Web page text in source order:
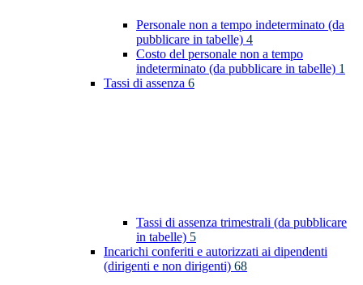
Personale non a tempo indeterminato (da
pubblicare in tabelle) 4
Costo del personale non a tempo
indeterminato (da pubblicare in tabelle) 1
Tassi di assenza 6
Tassi di assenza trimestrali (da pubblicare
in tabelle) 5
Incarichi conferiti e autorizzati ai dipendenti
(dirigenti e non dirigenti) 68